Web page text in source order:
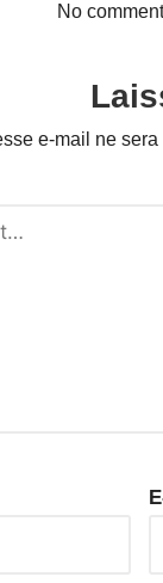
No
e-mail ne